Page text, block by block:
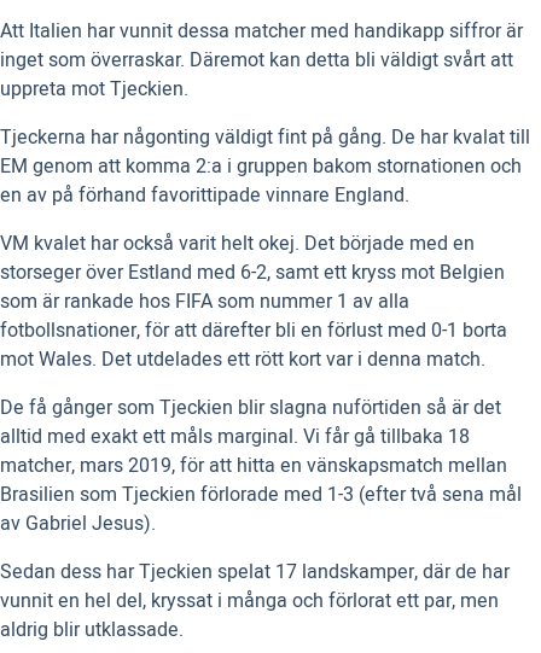
Att Italien har vunnit dessa matcher med handikapp siffror är
inget som överraskar. Däremot kan detta bli väldigt svårt att
uppreta mot Tjeckien.
Tjeckerna har någonting väldigt fint på gång. De har kvalat till
EM genom att komma 2:a i gruppen bakom stornationen och
en av på förhand favorittipade vinnare England.
VM kvalet har också varit helt okej. Det började med en
storseger över Estland med 6-2, samt ett kryss mot Belgien
som är rankade hos FIFA som nummer 1 av alla
fotbollsnationer, för att därefter bli en förlust med 0-1 borta
mot Wales. Det utdelades ett rött kort var i denna match.
De få gånger som Tjeckien blir slagna nuförtiden så är det
alltid med exakt ett måls marginal. Vi får gå tillbaka 18
matcher, mars 2019, för att hitta en vänskapsmatch mellan
Brasilien som Tjeckien förlorade med 1-3 (efter två sena mål
av Gabriel Jesus).
Sedan dess har Tjeckien spelat 17 landskamper, där de har
vunnit en hel del, kryssat i många och förlorat ett par, men
aldrig blir utklassade.